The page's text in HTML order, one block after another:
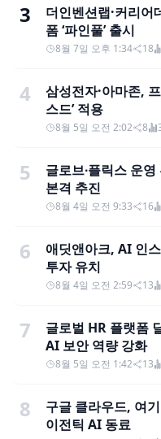
3
더인벤션랩·커리어
폼 ‘파인풀’ 출시
8월 7일 오후 1:34 18
4
삼성전자·아마존,
스드’ 적용
8월 5일 오전 2:02 8
5
글로브∙플릭스 운
본격 추진
8월 4일 오전 9:33 16
6
애딧앤아크, AI 인
투자 유치
8월 4일 오전 2:59 13
7
글로벌 HR 플랫폼
AI 보안 역량 강화
8월 5일 오전 1:42 13
8
구글 클라우드, 여
이전틱 AI 동료